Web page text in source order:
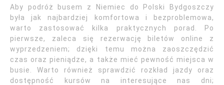
Aby podróż busem z Niemiec do Polski Bydgoszczy
była jak najbardziej komfortowa i bezproblemowa,
warto zastosować kilka praktycznych porad. Po
pierwsze, zaleca się rezerwację biletów online z
wyprzedzeniem; dzięki temu można zaoszczędzić
czas oraz pieniądze, a także mieć pewność miejsca w
busie. Warto również sprawdzić rozkład jazdy oraz
dostępność kursów na interesujące nas dni;